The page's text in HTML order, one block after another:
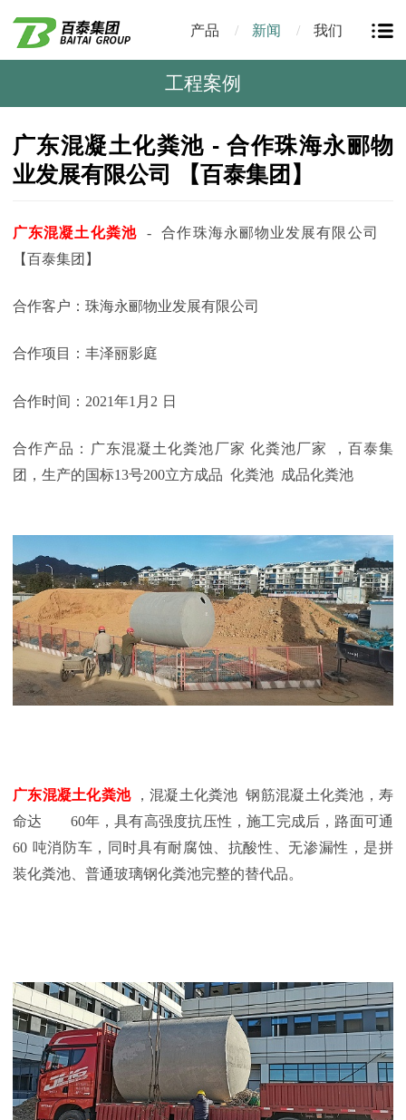
产品 新闻 我们
工程案例
广东混凝土化粪池 - 合作珠海永郦物
业发展有限公司 【百泰集团】
广东混凝土化粪池 - 合作珠海永郦物业发展有限公司
【百泰集团】
合作客户： 珠海永郦物业发展有限公司
合作项目：丰泽丽影庭
合作时间： 2021年1 月2 日
合作产品：广东混凝土化粪池厂家 化粪池厂家 ，百泰集
团，生产的国标13号200立方成品 化粪池 成品化粪池
广东混凝土化粪池
，混凝土化粪池 钢筋混凝土化粪池，寿
命达
60年，具有高强度抗压性，施工完成后，路面可通
60 吨消防车，同时具有耐腐蚀、抗酸性、无渗漏性，是拼
装化粪池、普通玻璃钢化粪池完整的替代品。